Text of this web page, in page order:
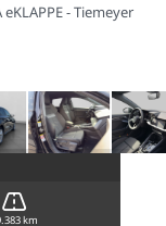
eKLAPPE - Tiemeyer
km